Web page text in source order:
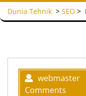
Dunia Tehnik > SEO >
webmaster
Comments